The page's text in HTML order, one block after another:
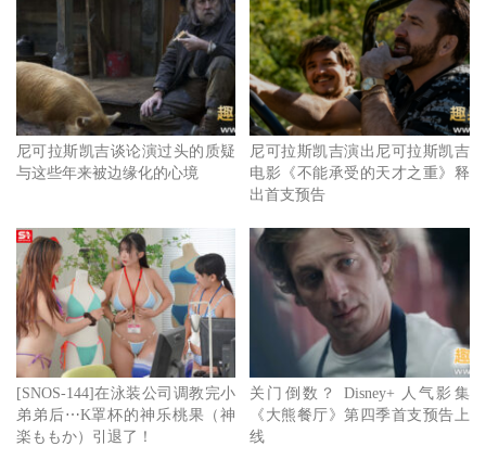
尼可拉斯凯吉谈论演过头的质疑
与这些年来被边缘化的心境
尼可拉斯凯吉演出尼可拉斯凯吉
电影《不能承受的天才之重》释
出首支预告
[SNOS-144]在泳装公司调教完小
弟弟后⋯K罩杯的神乐桃果（神
楽ももか）引退了！
关门倒数？ Disney+ 人气影集
《大熊餐厅》第四季首支预告上
线